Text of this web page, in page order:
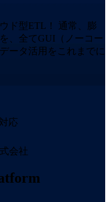
ド型ETL！ 通常、膨
、全てGUI（ノーコー
ータ活用をこれまでに
応
会社